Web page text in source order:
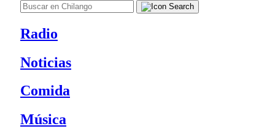
Radio
Noticias
Comida
Música